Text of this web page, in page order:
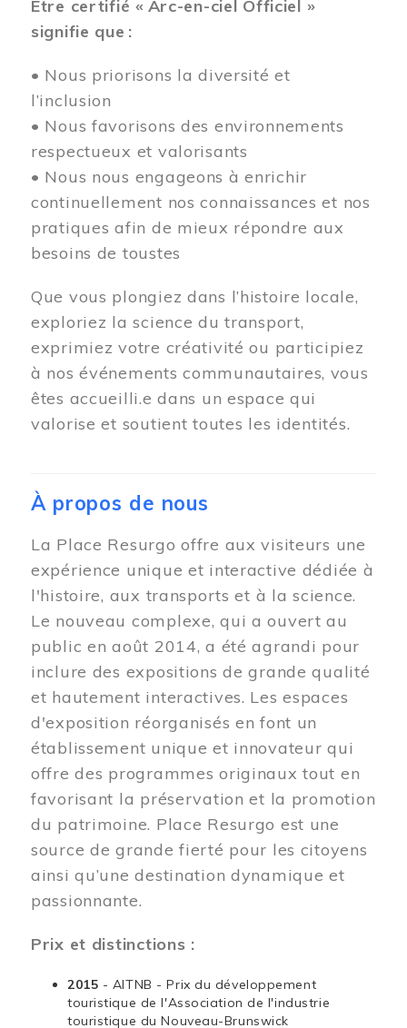
Être certifié « Arc-en-ciel Officiel »
signifie que :
• Nous priorisons la diversité et
l’inclusion
• Nous favorisons des environnements
respectueux et valorisants
• Nous nous engageons à enrichir
continuellement nos connaissances et nos
pratiques afin de mieux répondre aux
besoins de toustes
Que vous plongiez dans l’histoire locale,
exploriez la science du transport,
exprimiez votre créativité ou participiez
à nos événements communautaires, vous
êtes accueilli.e dans un espace qui
valorise et soutient toutes les identités.
À propos de nous
La Place Resurgo offre aux visiteurs une
expérience unique et interactive dédiée à
l'histoire, aux transports et à la science.
Le nouveau complexe, qui a ouvert au
public en août 2014, a été agrandi pour
inclure des expositions de grande qualité
et hautement interactives. Les espaces
d'exposition réorganisés en font un
établissement unique et innovateur qui
offre des programmes originaux tout en
favorisant la préservation et la promotion
du patrimoine. Place Resurgo est une
source de grande fierté pour les citoyens
ainsi qu’une destination dynamique et
passionnante.
Prix et distinctions :
2015 - AITNB - Prix du développement
touristique de l'Association de l'industrie
touristique du Nouveau-Brunswick